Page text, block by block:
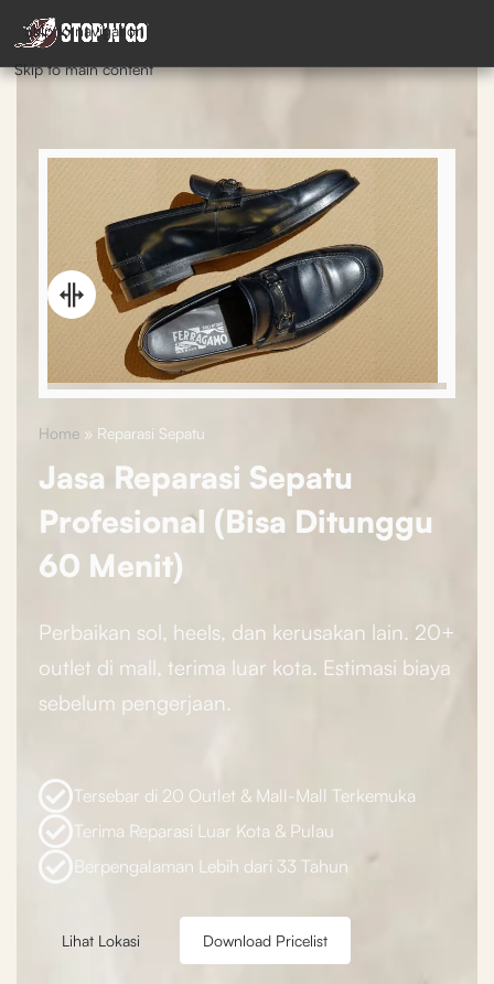
Skip to navigation
Skip to main content
Home » Reparasi Sepatu
Jasa Reparasi Sepatu
Profesional (Bisa Ditunggu
60 Menit)
Perbaikan sol, heels, dan kerusakan lain. 20+
outlet di mall, terima luar kota. Estimasi biaya
sebelum pengerjaan.
Tersebar di 20 Outlet & Mall-Mall Terkemuka
Terima Reparasi Luar Kota & Pulau
Berpengalaman Lebih dari 33 Tahun
Lihat Lokasi Download Pricelist